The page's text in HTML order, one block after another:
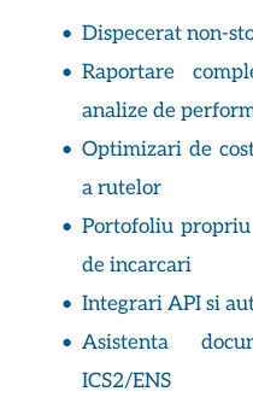
Dispecerat non-
Raportare
analize de
Optimizari de
a rutelor
Portofoliu
de incarcari
Integrari API si
Asistenta
ICS2/ENS